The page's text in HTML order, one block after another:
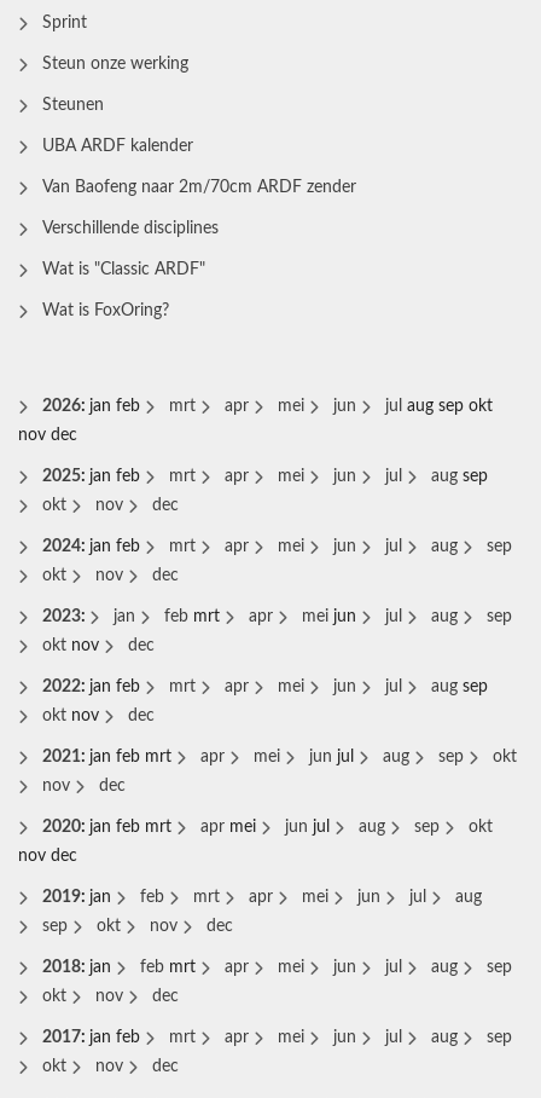
Sprint
Steun onze werking
Steunen
UBA ARDF kalender
Van Baofeng naar 2m/70cm ARDF zender
Verschillende disciplines
Wat is "Classic ARDF"
Wat is FoxOring?
2026: jan feb mrt apr mei jun jul aug sep okt
nov dec
2025: jan feb mrt apr mei jun jul aug sep
okt
nov dec
2024: jan feb mrt apr mei jun jul aug
sep
okt
nov dec
2023: jan feb mrt apr mei jun jul aug
sep
okt nov dec
2022: jan feb mrt apr mei jun jul aug sep
okt nov dec
2021: jan feb mrt apr mei jun jul aug sep
okt
nov
dec
2020: jan feb mrt apr mei jun jul aug sep
okt
nov dec
2019: jan feb mrt apr mei jun jul
aug
sep
okt nov dec
2018: jan feb mrt apr mei jun jul aug
sep
okt
nov dec
2017: jan feb mrt apr mei jun jul aug
sep
okt
nov dec